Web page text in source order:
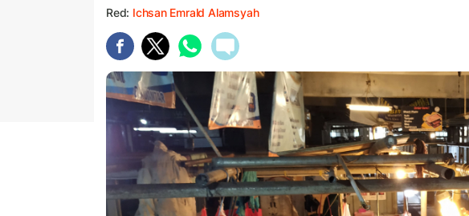
Red: Ichsan Emrald Alamsyah